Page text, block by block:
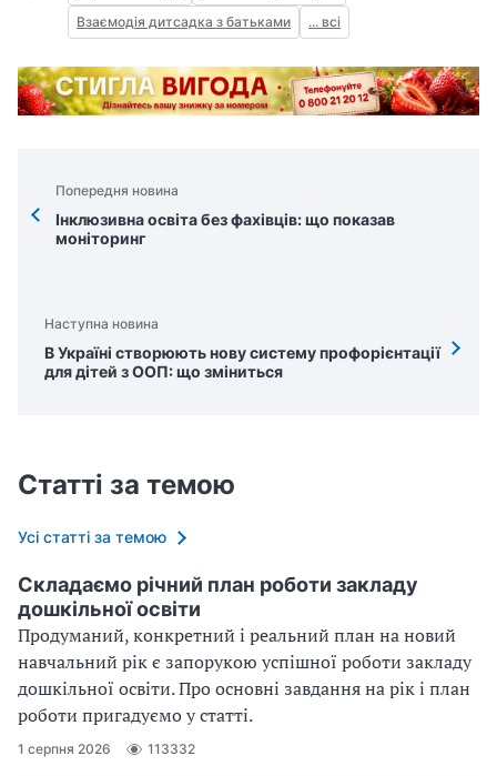
Взаємодія дитсадка з батьками
... всі
Попередня новина
Інклюзивна освіта без фахівців: що показав
моніторинг
Наступна новина
В Україні створюють нову систему профорієнтації
для дітей з ООП: що зміниться
Статті за темою
Усі статті за темою
Складаємо річний план роботи закладу
дошкільної освіти
Продуманий, конкретний і реальний план на новий
навчальний рік є запорукою успішної роботи закладу
дошкільної освіти. Про основні завдання на рік і план
роботи пригадуємо у статті.
1 серпня 2026 113332